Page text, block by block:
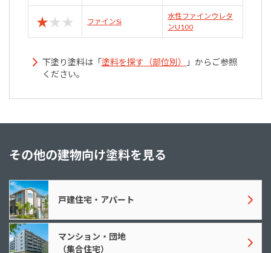
★★ ★ ファインSi
水性ファインウレタ
ンU100
下塗り塗料は「塗料を探す（部位別）
」からご参照
ください。
その他の建物向け塗料を見る
戸建住宅・アパート
マンション・団地
（集合住宅）